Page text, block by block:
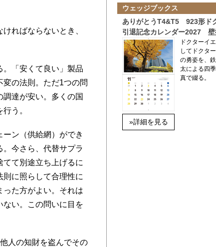
ればならないとき、
「安くて良い」製品
の法則。ただ1つの問
達が安い。多くの国
う。
ン（供給網）ができ
今さら、代替サプラ
て別途立ち上げるに
に照らして合理性に
った方がよい。それは
ない。この問いに目を
人の知財を盗んでその
ウェッジブックス
ありがとうT4&T5 923形ド
引退記念カレンダー2027 壁
»詳細を見る
ドクターイ
してドクタ
の勇姿を、
太による四
真で綴る。